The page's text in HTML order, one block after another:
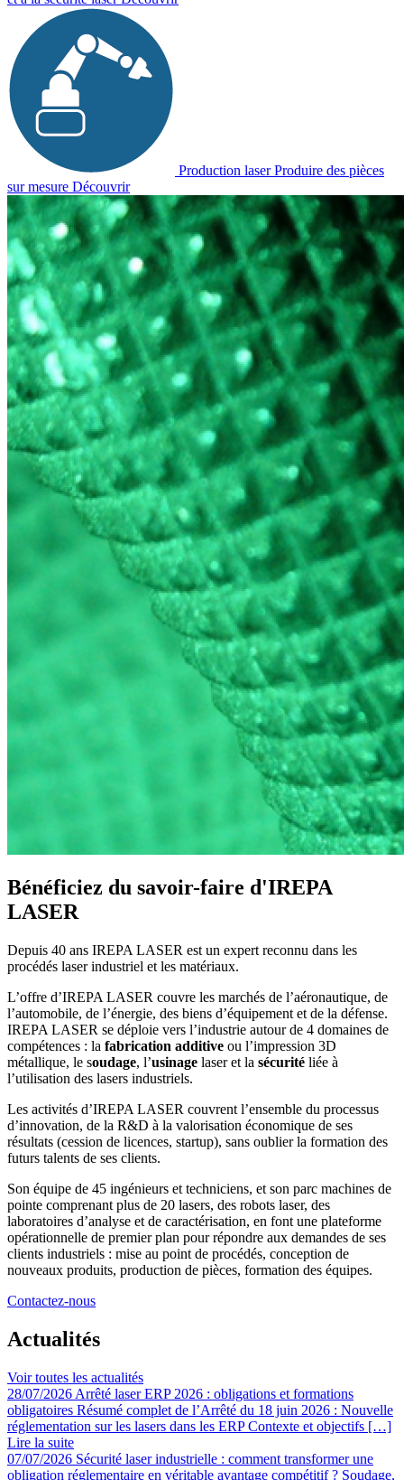
Production laser Produire des pièces
sur mesure Découvrir
Bénéficiez du savoir-faire d'IREPA
LASER
Depuis 40 ans IREPA LASER est un expert reconnu dans les
procédés laser industriel et les matériaux.
L’offre d’IREPA LASER couvre les marchés de l’aéronautique, de
l’automobile, de l’énergie, des biens d’équipement et de la défense.
IREPA LASER se déploie vers l’industrie autour de 4 domaines de
compétences : la fabrication additive ou l’impression 3D
métallique, le soudage, l’usinage laser et la sécurité liée à
l’utilisation des lasers industriels.
Les activités d’IREPA LASER couvrent l’ensemble du processus
d’innovation, de la R&D à la valorisation économique de ses
résultats (cession de licences, startup), sans oublier la formation des
futurs talents de ses clients.
Son équipe de 45 ingénieurs et techniciens, et son parc machines de
pointe comprenant plus de 20 lasers, des robots laser, des
laboratoires d’analyse et de caractérisation, en font une plateforme
opérationnelle de premier plan pour répondre aux demandes de ses
clients industriels : mise au point de procédés, conception de
nouveaux produits, production de pièces, formation des équipes.
Contactez-nous
Actualités
Voir toutes les actualités
28/07/2026 Arrêté laser ERP 2026 : obligations et formations
obligatoires Résumé complet de l’Arrêté du 18 juin 2026 : Nouvelle
réglementation sur les lasers dans les ERP Contexte et objectifs […]
Lire la suite
07/07/2026 Sécurité laser industrielle : comment transformer une
obligation réglementaire en véritable avantage compétitif ? Soudage,